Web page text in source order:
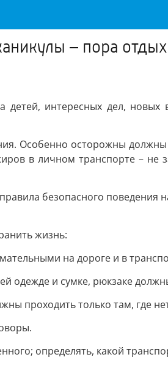
– пора
интересных дел,
Особенно осторожны должны
в личном транспорте – не
безопасного поведения
жизнь:
на дороге и в
одежде и сумке, рюкзаке
проходить только там, где
определять, какой